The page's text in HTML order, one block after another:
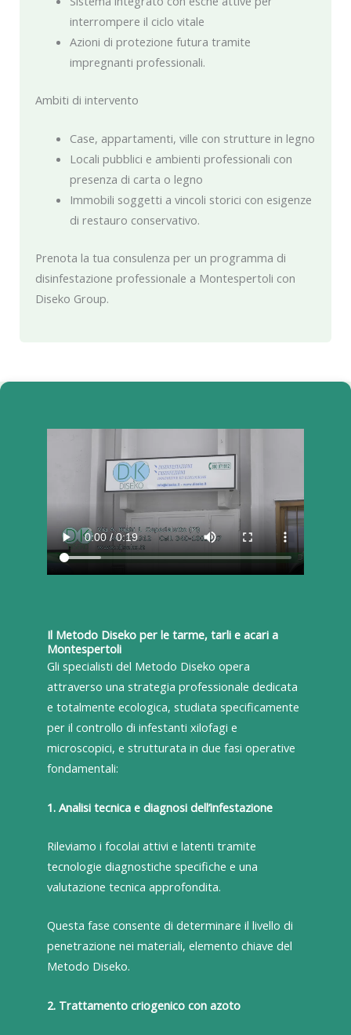
interrompere il ciclo vitale
Azioni di protezione futura tramite
impregnanti professionali.
Ambiti di intervento
Case, appartamenti, ville con strutture in legno
Locali pubblici e ambienti professionali con
presenza di carta o legno
Immobili soggetti a vincoli storici con esigenze
di restauro conservativo.
Prenota la tua consulenza per un programma di
disinfestazione professionale a Montespertoli con
Diseko Group.
Il Metodo Diseko per le tarme, tarli e acari a
Montespertoli
Gli specialisti del Metodo Diseko opera
attraverso una strategia professionale dedicata
e totalmente ecologica, studiata specificamente
per il controllo di infestanti xilofagi e
microscopici, e strutturata in due fasi operative
fondamentali:
1. Analisi tecnica e diagnosi dell’infestazione
Rileviamo i focolai attivi e latenti tramite
tecnologie diagnostiche specifiche e una
valutazione tecnica approfondita.
Questa fase consente di determinare il livello di
penetrazione nei materiali, elemento chiave del
Metodo Diseko.
2. Trattamento criogenico con azoto